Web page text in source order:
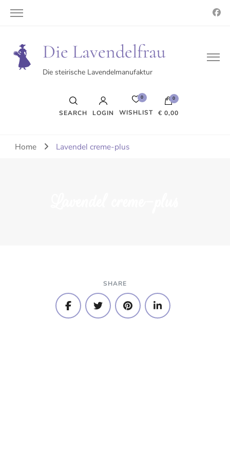
Die Lavendelfrau
Die steirische Lavendelmanufaktur
SEARCH LOGIN
0
WISHLIST
0
€ 0,00
Es befinden sich keine Produkte im Warenkorb.
Home Lavendel creme-plus
SHARE